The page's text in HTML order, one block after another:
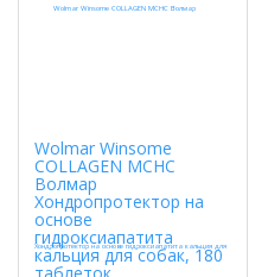
Wolmar Winsome
COLLAGEN MCHC
Волмар
Хондропротектор на
основе
гидроксиапатита
кальция для собак, 180